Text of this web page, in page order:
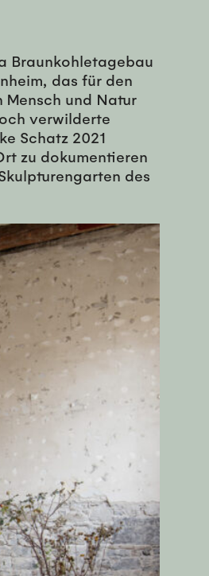
Braunkohletagebau
das für den
und Natur
verwilderte
Schatz 2021
zu dokumentieren
des